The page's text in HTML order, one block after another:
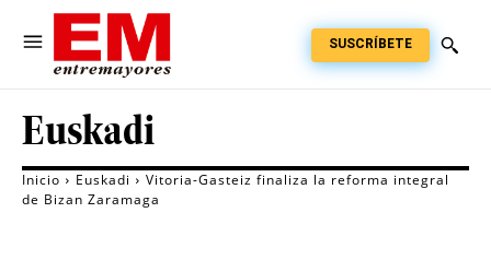
SUSCRÍBETE
Euskadi
Inicio Euskadi
Vitoria-Gasteiz finaliza la reforma integral
de Bizan Zaramaga